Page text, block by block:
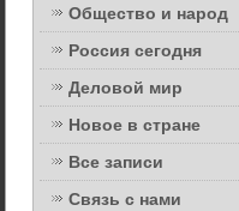
Общество и народ
Россия сегодня
Деловой мир
Новое в стране
Все записи
Связь с нами